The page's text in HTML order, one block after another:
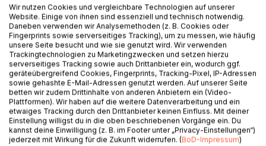
Haiku heute ist ein Projekt zur Förderung des
deutschsprachigen Kurzgedichts. Die Netzpräsenz erstellt
aus der Vielzahl an eingereichten Texten jeden Monat eine
Auswahl nach literarischen Gesichtspunkten. Die
Jahrbücher, von denen hier das sechzehnte vorliegt,
versammeln davon die interessantesten Haiku jedes
Jahres. Zusätzlich werden speziell für das Jahrbuch
eingereichte Haiku aufgenommen. Das Jahrbuch
berücksichtigt dabei ausdrücklich auch bereits anderweitig
veröffentlichte Texte. Alle Beiträge eines Jahrbuchs sollten
im jeweiligen Jahr entweder geschrieben oder aber
erstveröffentlicht worden sein.
Wir nutzen Cookies und vergleichbare Technologien auf unserer
Website. Einige von ihnen sind essenziell und technisch notwendig.
Daneben verwenden wir Analysemethoden (z. B. Cookies oder
Fingerprints sowie serverseitiges Tracking), um zu messen, wie häufig
unsere Seite besucht und wie sie genutzt wird. Wir verwenden
Trackingtechnologien zu Marketingzwecken und setzen hierzu
serverseitiges Tracking sowie auch Drittanbieter ein, wodurch ggf.
geräteübergreifend Cookies, Fingerprints, Tracking-Pixel, IP-Adressen
sowie gehashte E-Mail-Adressen genutzt werden. Auf unserer Seite
betten wir zudem Drittinhalte von anderen Anbietern ein (Video-
Plattformen). Wir haben auf die weitere Datenverarbeitung und ein
etwaiges Tracking durch den Drittanbieter keinen Einfluss. Mit deiner
Einstellung willigst du in die oben beschriebenen Vorgänge ein. Du
kannst deine Einwilligung (z. B. im Footer unter „Privacy-Einstellungen“)
jederzeit mit Wirkung für die Zukunft widerrufen. (BoD-Impressum)